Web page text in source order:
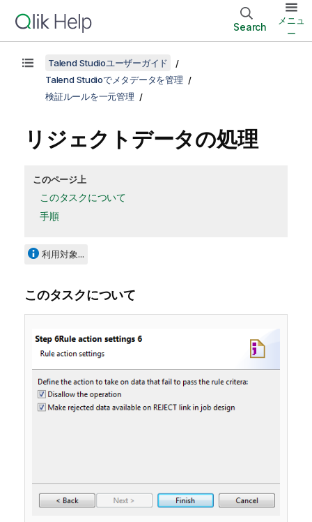
Search
メニュ
ー
Talend Studioユーザーガイド
Talend Studioでメタデータを管理
検証ルールを一元管理
リジェクトデータの処理
このページ上
このタスクについて
手順
利用対象...
このタスクについて